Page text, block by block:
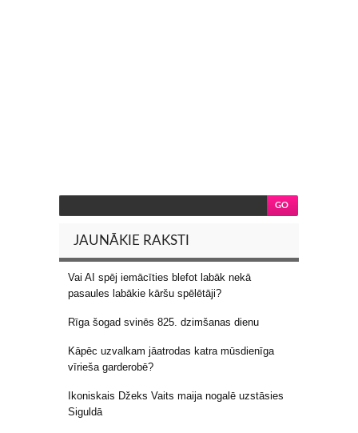
JAUNĀKIE RAKSTI
Vai AI spēj iemācīties blefot labāk nekā
pasaules labākie kāršu spēlētāji?
Rīga šogad svinēs 825. dzimšanas dienu
Kāpēc uzvalkam jāatrodas katra mūsdienīga
vīrieša garderobē?
Ikoniskais Džeks Vaits maija nogalē uzstāsies
Siguldā